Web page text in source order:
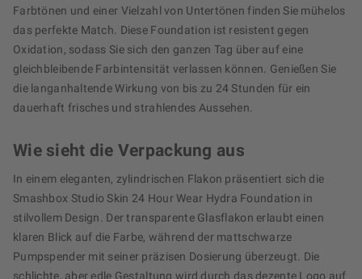
Farbtönen und einer Vielzahl von Untertönen finden Sie mühelos
das perfekte Match. Diese Foundation ist resistent gegen
Oxidation, sodass Sie sich den ganzen Tag über auf eine
gleichbleibende Farbintensität verlassen können. Genießen Sie
die langanhaltende Wirkung von bis zu 24 Stunden für ein
dauerhaft frisches und strahlendes Aussehen.
Wie sieht die Verpackung aus
In einem eleganten, zylindrischen Flakon präsentiert sich die
Smashbox Studio Skin 24 Hour Wear Hydra Foundation in
stilvollem Design. Der transparente Glasflakon erlaubt einen
klaren Blick auf die Farbe, während der mattschwarze
Pumpspender mit seiner präzisen Dosierung überzeugt. Die
schlichte, aber edle Gestaltung wird durch das dezente Logo auf